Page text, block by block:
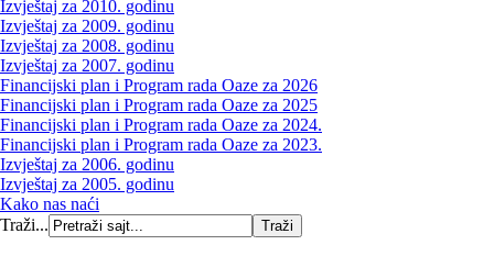
Izvještaj za 2010. godinu
Izvještaj za 2009. godinu
Izvještaj za 2008. godinu
Izvještaj za 2007. godinu
Financijski plan i Program rada Oaze za 2026
Financijski plan i Program rada Oaze za 2025
Financijski plan i Program rada Oaze za 2024.
Financijski plan i Program rada Oaze za 2023.
Izvještaj za 2006. godinu
Izvještaj za 2005. godinu
Kako nas naći
Traži...